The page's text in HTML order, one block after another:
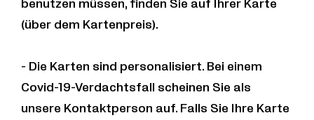
Liederkreis op. 39 (1840)nach Joseph Freiherr
von Eichendorff
benutzen müssen, finden Sie auf Ihrer Karte
(über dem Kartenpreis).
- Die Karten sind personalisiert. Bei einem
Covid-19-Verdachtsfall scheinen Sie als
unsere Kontaktperson auf. Falls Sie Ihre Karte